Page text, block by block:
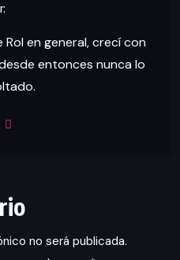
en general, crecí con
entonces nunca lo
no será publicada.